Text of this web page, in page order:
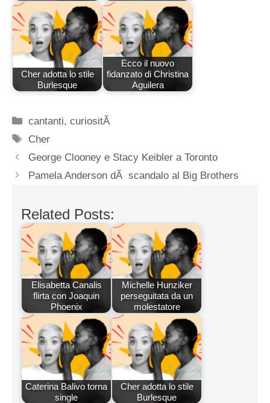
Cher adotta lo stile
Burlesque
Ecco il nuovo
fidanzato di Christina
Aguilera
Categorie
cantanti,curiositÃ
Tag
Cher
George Clooney e Stacy Keibler a Toronto
Pamela Anderson dÃ scandalo al Big Brothers
Related Posts:
Elisabetta Canalis
flirta con Joaquin
Phoenix
Michelle Hunziker
perseguitata da un
molestatore
Caterina Balivo torna
single
Cher adotta lo stile
Burlesque